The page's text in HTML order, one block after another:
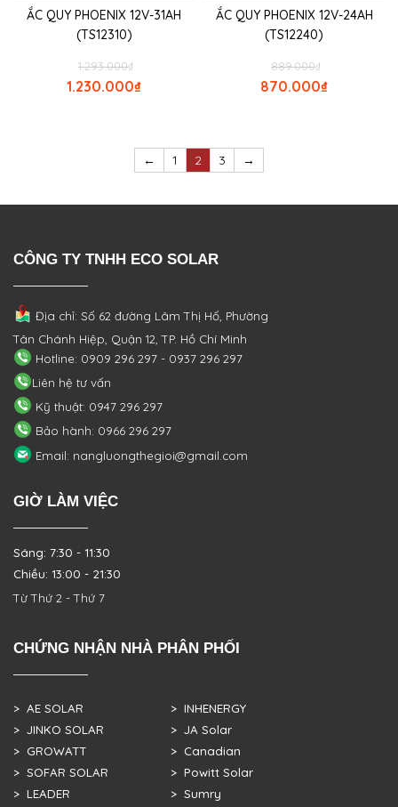
ẮC QUY PHOENIX 12V-31AH
(TS12310)
₫
1.293.000
₫
1.230.000
ẮC QUY PHOENIX 12V-24AH
(TS12240)
₫
889.000
₫
870.000
← 1 2 3 →
CÔNG TY TNHH ECO SOLAR
Địa chỉ: Số 62 đường Lâm Thị Hố, Phường
Tân Chánh Hiệp, Quận 12, TP. Hồ Chí Minh
Hotline: 0909 296 297 - 0937 296 297
Liên hệ tư vấn
Kỹ thuật: 0947 296 297
Bảo hành: 0966 296 297
Email: nangluongthegioi@gmail.com
GIỜ LÀM VIỆC
Sáng: 7:30 - 11:30
Chiều: 13:00 - 21:30
Từ Thứ 2 - Thứ 7
CHỨNG NHẬN NHÀ PHÂN PHỐI
> AE SOLAR
> JINKO SOLAR
> GROWATT
> SOFAR SOLAR
> LEADER
> INHENERGY
> JA Solar
> Canadian
> Powitt Solar
> Sumry